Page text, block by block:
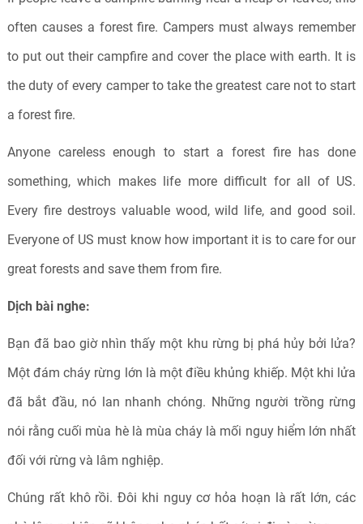
often causes a forest fire. Campers must always remember
to put out their campfire and cover the place with earth. It is
the duty of every camper to take the greatest care not to start
a forest fire.
Anyone careless enough to start a forest fire has done
something, which makes life more difficult for all of US.
Every fire destroys valuable wood, wild life, and good soil.
Everyone of US must know how important it is to care for our
great forests and save them from fire.
Dịch bài nghe:
Bạn đã bao giờ nhìn thấy một khu rừng bị phá hủy bởi lửa?
Một đám cháy rừng lớn là một điều khủng khiếp. Một khi lửa
đã bắt đầu, nó lan nhanh chóng. Những người trồng rừng
nói rằng cuối mùa hè là mùa cháy là mối nguy hiểm lớn nhất
đối với rừng và lâm nghiệp.
Chúng rất khô rồi. Đôi khi nguy cơ hỏa hoạn là rất lớn, các